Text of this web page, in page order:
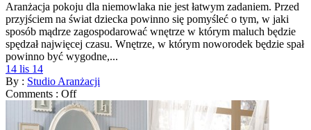
Aranżacja pokoju dla niemowlaka nie jest łatwym zadaniem. Przed
przyjściem na świat dziecka powinno się pomyśleć o tym, w jaki
sposób mądrze zagospodarować wnętrze w którym maluch będzie
spędzał najwięcej czasu. Wnętrze, w którym noworodek będzie spał
powinno być wygodne,...
14 lis 14
By : Studio Aranżacji
Comments : Off